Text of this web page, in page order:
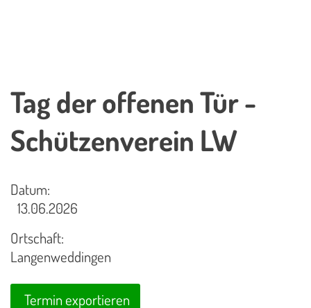
Tag der offenen Tür -
Schützenverein LW
Datum:
13.06.2026
Ortschaft:
Langenweddingen
Termin exportieren